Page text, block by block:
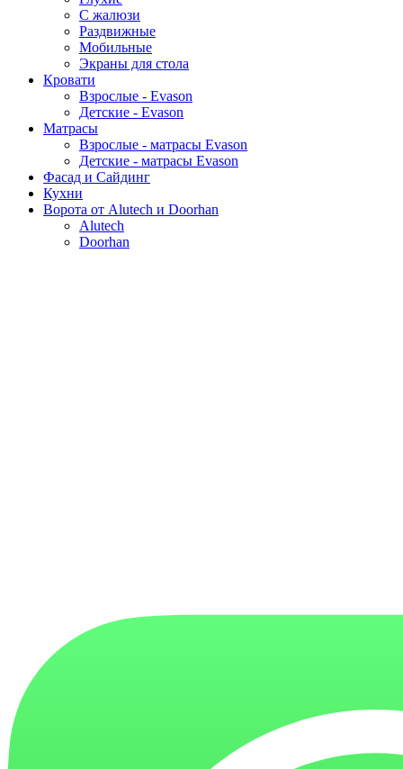
С жалюзи
Раздвижные
Мобильные
Экраны для стола
Кровати
Взрослые - Evason
Детские - Evason
Матрасы
Взрослые - матрасы Evason
Детские - матрасы Evason
Фасад и Сайдинг
Кухни
Ворота от Alutech и Doorhan
Alutech
Doorhan